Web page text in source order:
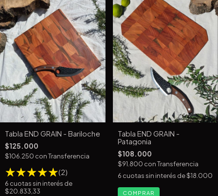
Tabla END GRAIN - Bariloche
$125.000
$106.250 conTransferencia
(2)
6 cuotas sin interés de
$20.833,33
Tabla END GRAIN -
Patagonia
$108.000
$91.800 conTransferencia
6 cuotas sin interés de$18.000